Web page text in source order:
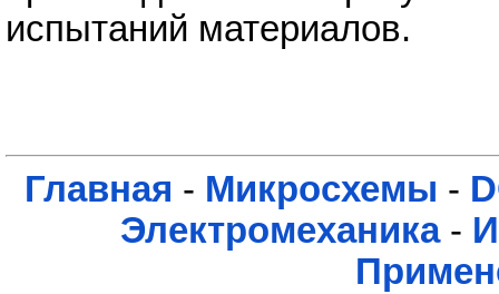
испытаний материалов.
Главная - Микросхемы -
Электромеханика-